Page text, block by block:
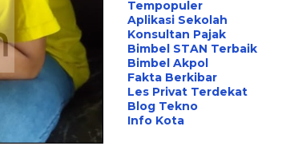
Tempopuler
Aplikasi Sekolah
Konsultan Pajak
Bimbel STAN Terbaik
Bimbel Akpol
Fakta Berkibar
Les Privat Terdekat
Blog Tekno
Info Kota